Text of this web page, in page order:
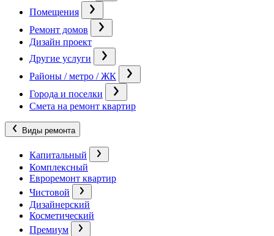
Помещения
Ремонт домов
Дизайн проект
Другие услуги
Районы / метро / ЖК
Города и поселки
Смета на ремонт квартир
Виды ремонта
Капитальный
Комплексный
Евроремонт квартир
Чистовой
Дизайнерский
Косметический
Премиум